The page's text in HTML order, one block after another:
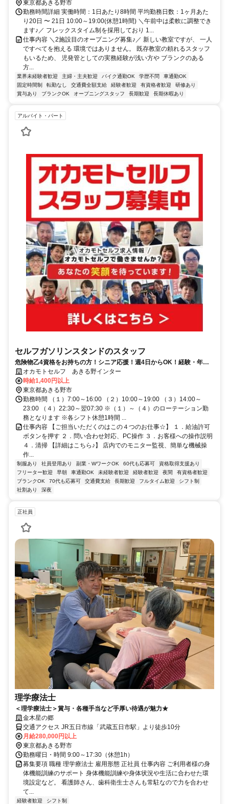
東京都あきる野市
勤務時間詳細 実働時間：1日あたり8時間 平均勤務日数：1ヶ月あた
り20日 〜 21日 10:00～19:00(休憩1時間) ＼午前中は柔軟に調整でき
ます♪／ フレックスタイム制を採用しており 1...
仕事内容 ＼2施設目のオープニング募集♪／ 新しい教室ですが、 一人
ですべてを抱える 環境ではありません。 既存教室の頼れるスタッフ
もいるため、 児発管としての実務経験が浅い方や ブランクのある
方...
業界未経験者歓迎 主婦・主夫歓迎 バイク通勤OK 学歴不問
車通勤OK
固定時間制
転勤なし 交通費全額支給 経験者歓迎 有資格者歓迎
研修あり
賞与あり
ブランクOK オープニングスタッフ 長期歓迎 長期休暇あり
アルバイト・パート
セルフガソリンスタンドのスタッフ
危険物乙4資格をお持ちの方！シニア応援！週4日からOK！経験・年齢
不問！社割で家族もお得に給油♪
オカモトセルフ あきる野インター
時給1,400円以上
東京都あきる野市
勤務時間 （１）7:00～16:00 （２）10:00～19:00 （３）14:00～
23:00 （４）22:30～翌07:30 ※（１）～（４）のローテーション勤
務となります ※各シフト休憩1時間 ...
仕事内容 【ご担当いただくのはこの４つのお仕事☆】 １．給油許可
ボタンを押す ２．問い合わせ対応、PC操作 ３．お客様への操作説明
４．清掃 【詳細はこちら♪】 店内でのモニター監視、簡単な機械操
作...
制服あり 社員登用あり 副業・WワークOK 60代も応募可
資格取得支援あり
フリーター歓迎
早朝 車通勤OK 未経験者歓迎 経験者歓迎 夜間
有資格者歓迎
ブランクOK
70代も応募可 交通費支給 長期歓迎 フルタイム歓迎
シフト制
社割あり
深夜
正社員
理学療法士
＜理学療法士＞賞与・各種手当など手厚い待遇が魅力★
金木星の郷
交通アクセス JR五日市線「武蔵五日市駅」より徒歩10分
月給280,000円以上
東京都あきる野市
勤務曜日・時間 9:00～17:30（休憩1h）
募集要項 職種 理学療法士 雇用形態 正社員 仕事内容 ご利用者様の身
体機能訓練のサポート 身体機能訓練や身体状況や生活に合わせた環
境設定など。 看護師さん、歯科衛生士さんも常駐なので力を合わせ
て...
経験者歓迎 シフト制